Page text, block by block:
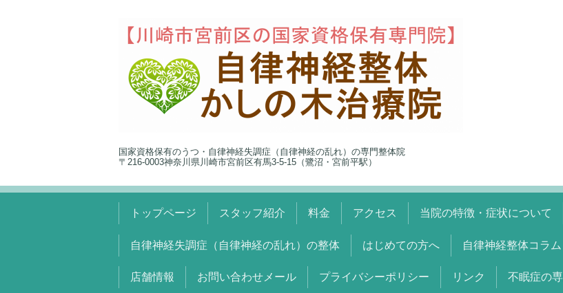
国家資格保有のうつ・自律神経失調症（自律神経の乱れ）の専門整体院
〒216-0003神奈川県川崎市宮前区有馬3-5-15（鷺沼・宮前平駅）
トップページ スタッフ紹介 料金 アクセス 当院の特徴・症状について
自律神経失調症（自律神経の乱れ）の整体 はじめての方へ 自律神経整体コラム
店舗情報 お問い合わせメール プライバシーポリシー リンク 不眠症の